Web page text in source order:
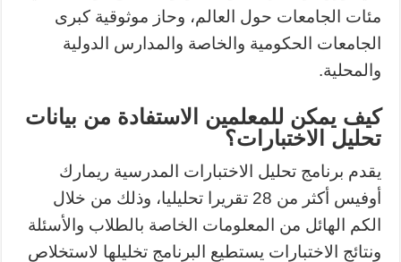
مئات الجامعات حول العالم، وحاز موثوقية كبرى
الجامعات الحكومية والخاصة والمدارس الدولية
والمحلية.
كيف يمكن للمعلمين الاستفادة من بيانات
تحليل الاختبارات؟
يقدم برنامج تحليل الاختبارات المدرسية ريمارك
أوفيس أكثر من 28 تقريرا تحليليا، وذلك من خلال
الكم الهائل من المعلومات الخاصة بالطلاب والأسئلة
ونتائج الاختبارات يستطيع البرنامج تخليلها لاستخلاص